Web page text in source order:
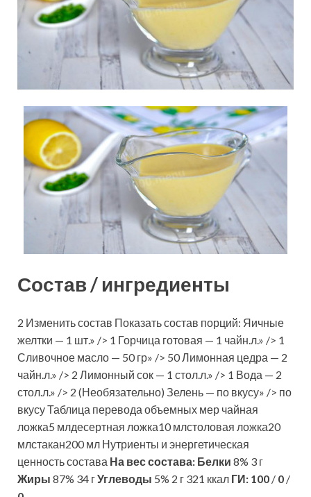
Состав / ингредиенты
2 Изменить состав Показать состав порций: Яичные
желтки — 1 шт.» /> 1 Горчица готовая — 1 чайн.л.» /> 1
Сливочное масло — 50 гр» /> 50 Лимонная цедра — 2
чайн.л.» /> 2 Лимонный сок — 1 стол.л.» /> 1 Вода — 2
стол.л.» /> 2 (Необязательно) Зелень — по вкусу» /> по
вкусу Таблица перевода объемных мер чайная
ложка5 млдесертная ложка10 млстоловая ложка20
млстакан200 мл Нутриенты и энергетическая
ценность состава На вес состава: Белки 8% 3 г
Жиры 87% 34 гУглеводы 5% 2 г 321 ккал ГИ: 100 / 0 /